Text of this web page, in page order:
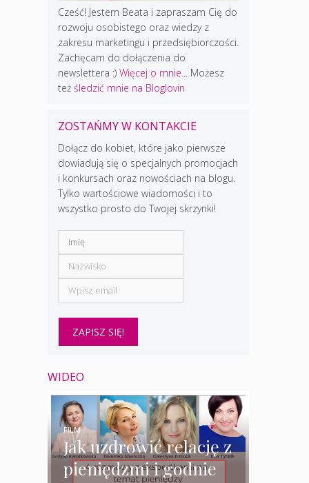
Cześć! Jestem Beata i zapraszam Cię do
rozwoju osobistego oraz wiedzy z
zakresu marketingu i przedsiębiorczości.
Zachęcam do dołączenia do
newslettera :) Więcej o mnie...
Możesz
też śledzić mnie na Bloglovin
ZOSTAŃMY W KONTAKCIE
Dołącz do kobiet, które jako pierwsze
dowiadują się o specjalnych promocjach
i konkursach oraz nowościach na blogu.
Tylko wartościowe wiadomości i to
wszystko prosto do Twojej skrzynki!
WIDEO
Jak uzdrowić relację z
pieniędzmi i godnie
FILM